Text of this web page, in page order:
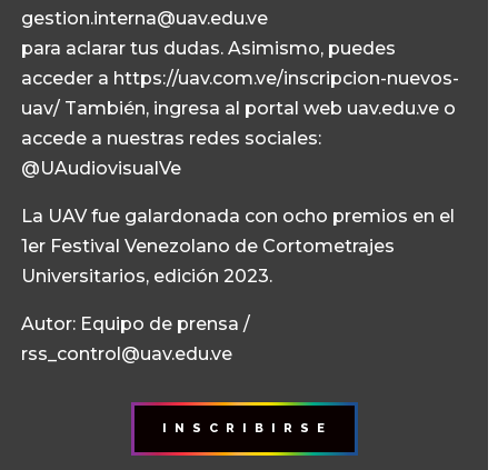
gestion.interna@uav.edu.ve
para aclarar tus dudas. Asimismo, puedes
acceder a https://uav.com.ve/inscripcion-nuevos-
uav/ También, ingresa al portal web uav.edu.ve o
accede a nuestras redes sociales:
@UAudiovisualVe
La UAV fue galardonada con ocho premios en el
1er Festival Venezolano de Cortometrajes
Universitarios, edición 2023.
Autor: Equipo de prensa /
rss_control@uav.edu.ve
I N S C R I B I R S E